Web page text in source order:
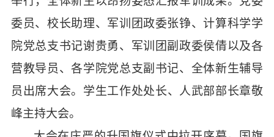
委员、校长助理、军训团政委张铮、计算科学学
院党总支书记谢贵勇、军训团副政委侯倩以及各
营教导员、各学院党总支副书记、全体新生辅导
员出席大会。 学生工作处处长、人武部部长章敬
峰主持大会。